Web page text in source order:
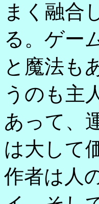
まく融合
る。ゲー
と魔法も
うのも主
あって、
は大して
作者は人